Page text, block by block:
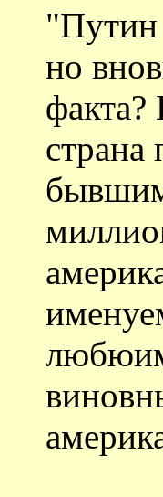
"Путин
но
факта?
страна
бывшим